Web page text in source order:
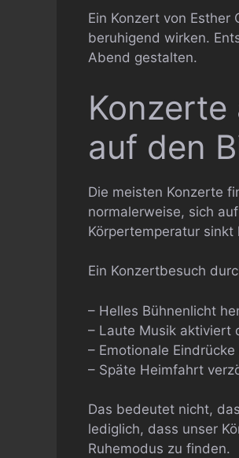
Ein Konzert von
beruhigend wirken.
Abend gestalten.
auf den
Die meisten Konzerte
normalerweise, sich
Körpertemperatur
Ein Konzertbesuch
– Helles Bühnenlicht
– Laute Musik aktiviert
– Emotionale
– Späte Heimfahrt
Das bedeutet nicht,
lediglich, dass unser
Ruhemodus zu finden.